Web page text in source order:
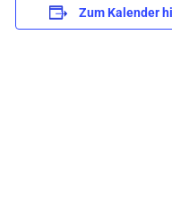
Zum Kalender